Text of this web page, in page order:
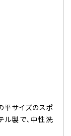
平サイズのスポ
ル製で、中性洗